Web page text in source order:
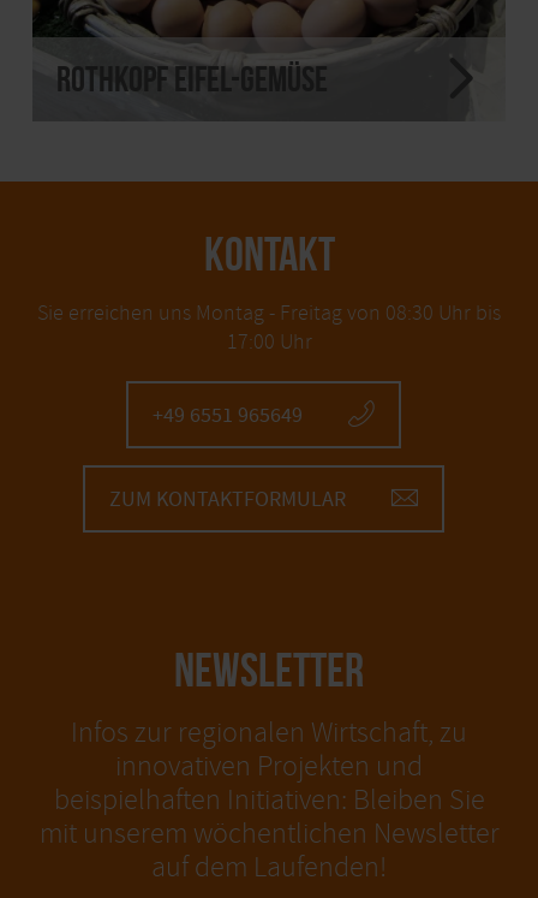
Rothkopf Eifel-Gemüse
KONTAKT
Sie erreichen uns Montag - Freitag von 08:30 Uhr bis
17:00 Uhr
+49 6551 965649
ZUM KONTAKTFORMULAR
NEWSLETTER
Infos zur regionalen Wirtschaft, zu
innovativen Projekten und
beispielhaften Initiativen: Bleiben Sie
mit unserem wöchentlichen Newsletter
auf dem Laufenden!